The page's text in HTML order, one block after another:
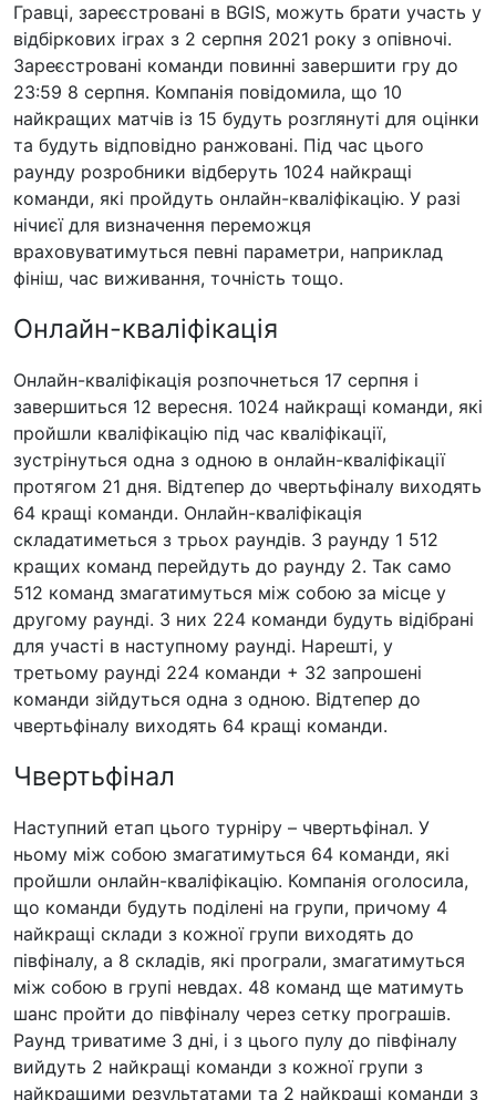
Гравці, зареєстровані в BGIS, можуть брати участь у
відбіркових іграх з 2 серпня 2021 року з опівночі.
Зареєстровані команди повинні завершити гру до
23:59 8 серпня. Компанія повідомила, що 10
найкращих матчів із 15 будуть розглянуті для оцінки
та будуть відповідно ранжовані. Під час цього
раунду розробники відберуть 1024 найкращі
команди, які пройдуть онлайн-кваліфікацію. У разі
нічиєї для визначення переможця
враховуватимуться певні параметри, наприклад
фініш, час виживання, точність тощо.
Онлайн-кваліфікація
Онлайн-кваліфікація розпочнеться 17 серпня і
завершиться 12 вересня. 1024 найкращі команди, які
пройшли кваліфікацію під час кваліфікації,
зустрінуться одна з одною в онлайн-кваліфікації
протягом 21 дня. Відтепер до чвертьфіналу виходять
64 кращі команди. Онлайн-кваліфікація
складатиметься з трьох раундів. З раунду 1 512
кращих команд перейдуть до раунду 2. Так само
512 команд змагатимуться між собою за місце у
другому раунді. З них 224 команди будуть відібрані
для участі в наступному раунді. Нарешті, у
третьому раунді 224 команди + 32 запрошені
команди зійдуться одна з одною. Відтепер до
чвертьфіналу виходять 64 кращі команди.
Чвертьфінал
Наступний етап цього турніру – чвертьфінал. У
ньому між собою змагатимуться 64 команди, які
пройшли онлайн-кваліфікацію. Компанія оголосила,
що команди будуть поділені на групи, причому 4
найкращі склади з кожної групи виходять до
півфіналу, а 8 складів, які програли, змагатимуться
між собою в групі невдах. 48 команд ще матимуть
шанс пройти до півфіналу через сетку програшів.
Раунд триватиме 3 дні, і з цього пулу до півфіналу
вийдуть 2 найкращі команди з кожної групи з
найкращими результатами та 2 найкращі команди з